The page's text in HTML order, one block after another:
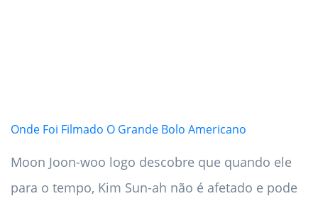
Onde Foi Filmado O Grande Bolo Americano
Moon Joon-woo logo descobre que quando ele
para o tempo, Kim Sun-ah não é afetado e pode